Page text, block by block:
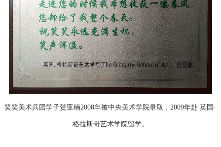
笑笑美术兵团学子贺亚楠2008年被中央美术学院录取，2009年赴 英国·
格拉斯哥艺术学院留学。